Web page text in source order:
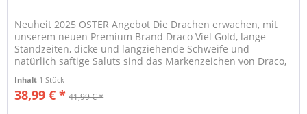
Neuheit 2025 OSTER Angebot Die Drachen erwachen, mit
unserem neuen Premium Brand Draco Viel Gold, lange
Standzeiten, dicke und langziehende Schweife und
natürlich saftige Saluts sind das Markenzeichen von Draco,
Inhalt 1 Stück
38,99 € * 41,99 € *